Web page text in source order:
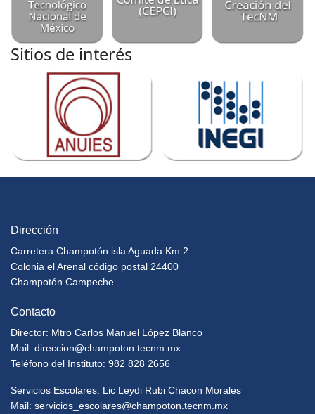
Sitios de interés
Dirección
Carretera Champotón isla Aguada Km 2
Colonia el Arenal código postal 24400
Champotón Campeche
Contacto
Director: Mtro Carlos Manuel López Blanco
Mail: direccion@champoton.tecnm.mx
Teléfono del Instituto: 982 828 2656
Servicios Escolares: Lic Leydi Rubi Chacon Morales
Mail: servicios_escolares@champoton.tecnm.mx